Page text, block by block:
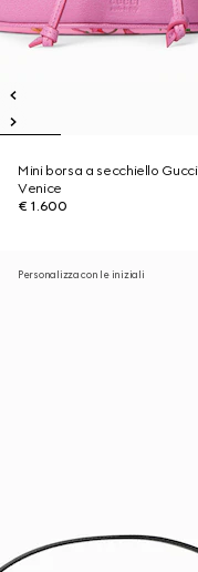
Mini borsa a secchiello Gucci
Venice
€ 1.600
Personalizza con le iniziali